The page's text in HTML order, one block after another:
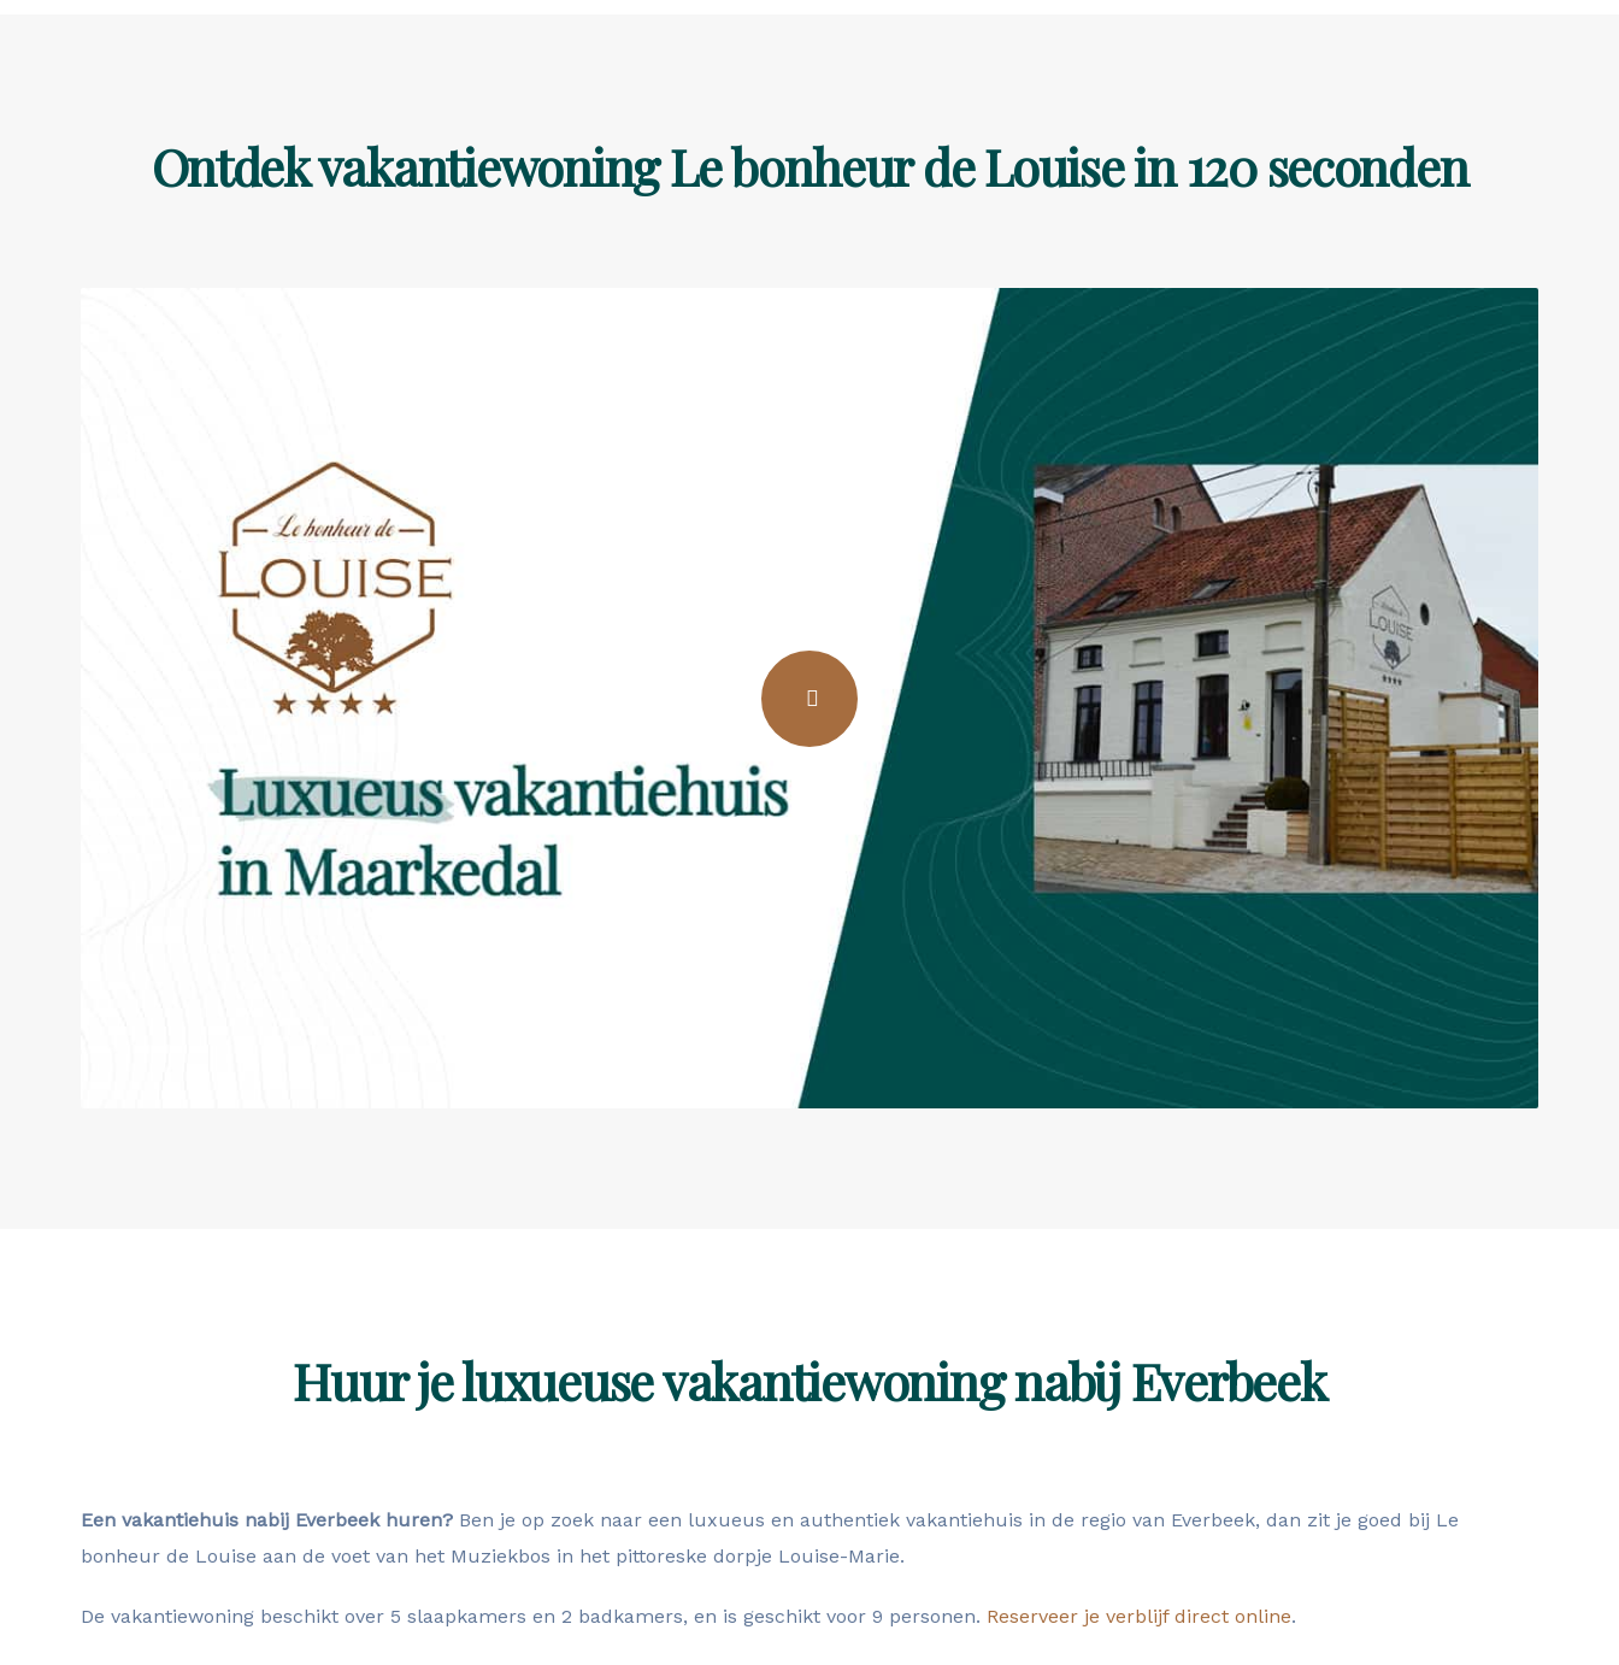
Ontdek vakantiewoning Le bonheur de Louise in 120 seconden
Huur je luxueuse vakantiewoning nabij Everbeek
Een vakantiehuis nabij Everbeek huren? Ben je op zoek naar een luxueus en authentiek vakantiehuis in de regio van Everbeek, dan zit je goed bij Le
bonheur de Louise aan de voet van het Muziekbos in het pittoreske dorpje Louise-Marie.
De vakantiewoning beschikt over 5 slaapkamers en 2 badkamers, en is geschikt voor 9 personen. Reserveer je verblijf direct online.